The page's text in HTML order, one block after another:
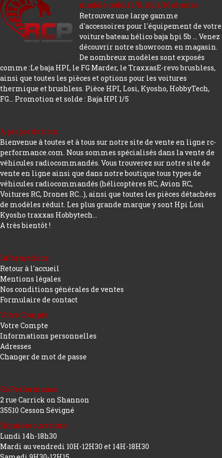
modèle réduit 1/5, 1/8, 1/10 et autre.
Retrouvez une large gamme
d'accessoires pour l'équipement de votre
voiture bateau hélico baja hpi 5b ... Venez
découvrir notre showroom en magasin.
De nombreux modèles sont exposés
comme :Le baja HPI, le FG Marder, le TraxxasE-revo brushless,
ainsi que toutes les pièces et options pour les voitures
thermique et brushless. Pièce HPI, Losi, Kyosho, HobbyTech,
FG... Promotion et solde : Baja HPI 1/5
A propos de nous
Bienvenue à toutes et à tous sur notre site de vente en ligne rc-
performance.com. Nous sommes spécialisés dans la vente de
véhicules radiocommandés. Vous trouverez sur notre site de
vente en ligne ainsi que dans notre boutique tous types de
véhicules radiocommandés (hélicoptères RC, Avion RC,
Voitures RC, Drones RC…), ainsi que toutes les pièces détachées
de modèles réduit. Les plus grande marque y sont Hpi Losi
Kyosho traxxas Hobbytech...
A très bientôt !
Informations
Retour à l'accueil
Mentions légales
Nos conditions générales de ventes
Formulaire de contact
Votre Compte
Votre Compte
Informations personnelles
Adresses
Changer de mot de passe
Rc Performance
2 rue Carrick on Shannon
35510 Cesson Sévigné
Horaires ouverture :
Lundi 14h-18h30
Mardi au vendredi 10H-12H30 et 14H-18H30